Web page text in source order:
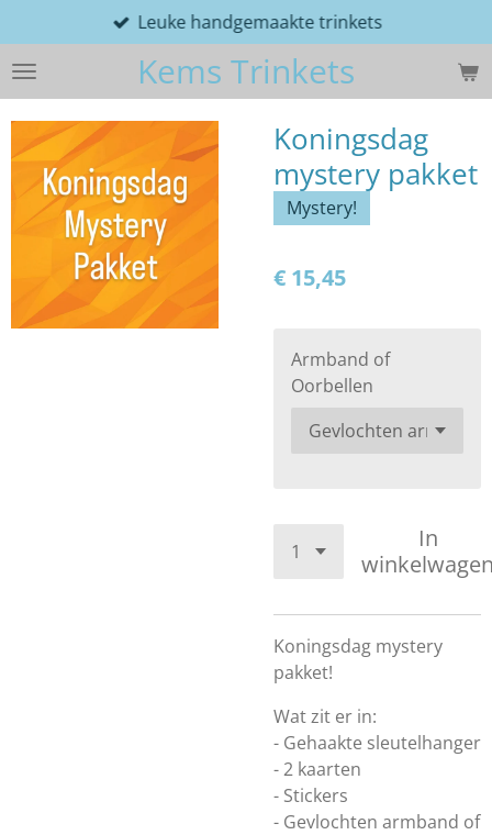
direct
naar
de
hoofdinhoud
Kems Trinkets
Leuke handgemaakte trinkets
Koningsdag
mystery pakket
Mystery!
€ 15,45
Armband of
Oorbellen
In
Koningsdag mystery
pakket!
Wat zit er in:
- Gehaakte sleutelhanger
- 2 kaarten
- Stickers
- Gevlochten armband of